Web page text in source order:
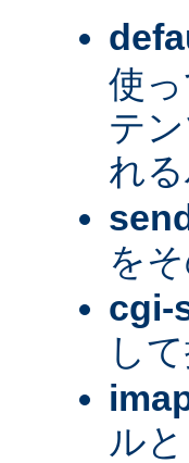
使
テ
れ
を
cgi-
し
ル